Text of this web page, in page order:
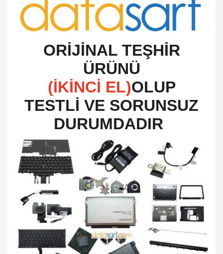
ORİJİNAL TEŞHİR
ÜRÜNÜ
(İKİNCİ EL)OLUP
TESTLİ VE SORUNSUZ
DURUMDADIR